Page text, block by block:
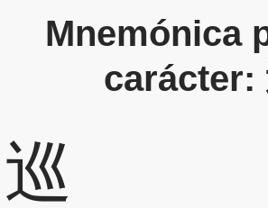
Mnemónica
carácter:
巡